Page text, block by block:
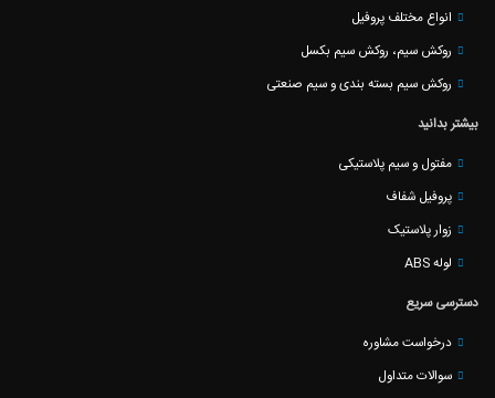
انواع مختلف پروفیل
روکش سیم، روکش سیم بکسل
روکش سیم بسته بندی و سیم صنعتی
بیشتر بدانید
مفتول و سیم پلاستیکی
پروفیل شفاف
زوار پلاستیک
لوله ABS
دسترسی سریع
درخواست مشاوره
سوالات متداول